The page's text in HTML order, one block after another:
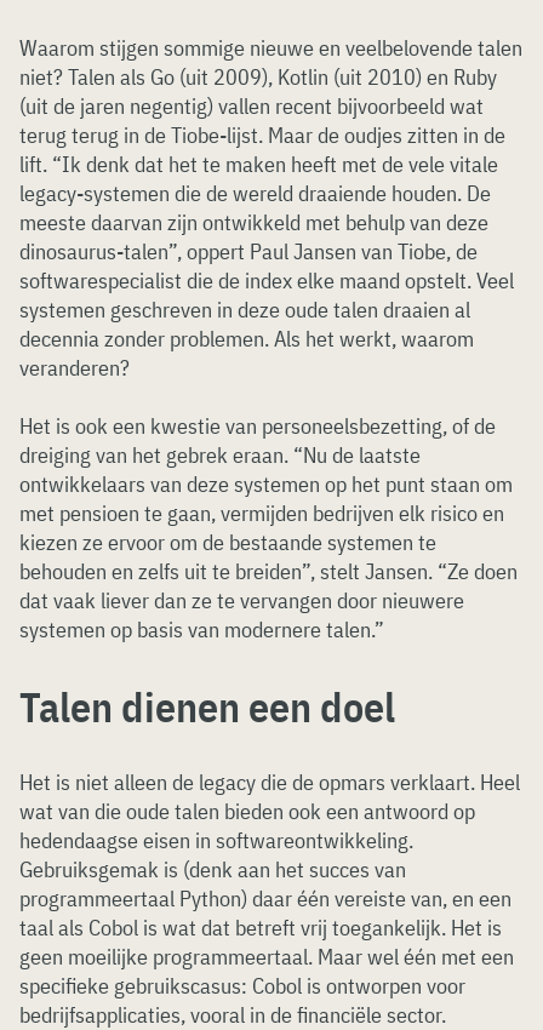
Waarom stijgen sommige nieuwe en veelbelovende talen
niet? Talen als Go (uit 2009), Kotlin (uit 2010) en Ruby
(uit de jaren negentig) vallen recent bijvoorbeeld wat
terug terug in de Tiobe-lijst. Maar de oudjes zitten in de
lift. “Ik denk dat het te maken heeft met de vele vitale
legacy-systemen die de wereld draaiende houden. De
meeste daarvan zijn ontwikkeld met behulp van deze
dinosaurus-talen”, oppert Paul Jansen van Tiobe, de
softwarespecialist die de index elke maand opstelt. Veel
systemen geschreven in deze oude talen draaien al
decennia zonder problemen. Als het werkt, waarom
veranderen?
Het is ook een kwestie van personeelsbezetting, of de
dreiging van het gebrek eraan. “Nu de laatste
ontwikkelaars van deze systemen op het punt staan om
met pensioen te gaan, vermijden bedrijven elk risico en
kiezen ze ervoor om de bestaande systemen te
behouden en zelfs uit te breiden”, stelt Jansen. “Ze doen
dat vaak liever dan ze te vervangen door nieuwere
systemen op basis van modernere talen.”
Talen dienen een doel
Het is niet alleen de legacy die de opmars verklaart. Heel
wat van die oude talen bieden ook een antwoord op
hedendaagse eisen in softwareontwikkeling.
Gebruiksgemak is (denk aan het succes van
programmeertaal Python) daar één vereiste van, en een
taal als Cobol is wat dat betreft vrij toegankelijk. Het is
geen moeilijke programmeertaal. Maar wel één met een
specifieke gebruikscasus: Cobol is ontworpen voor
bedrijfsapplicaties, vooral in de financiële sector.